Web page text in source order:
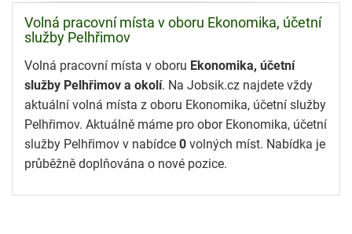
Volná pracovní místa v oboru Ekonomika, účetní
služby Pelhřimov
Volná pracovní místa v oboru Ekonomika, účetní
služby Pelhřimov a okolí. Na Jobsik.cz najdete vždy
aktuální volná místa z oboru Ekonomika, účetní služby
Pelhřimov. Aktuálně máme pro obor Ekonomika, účetní
služby Pelhřimov v nabídce 0 volných míst. Nabídka je
průběžně doplňována o nové pozice.